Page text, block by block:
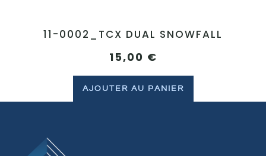
11-0002_TCX DUAL SNOWFALL
15,00 €
AJOUTER AU PANIER